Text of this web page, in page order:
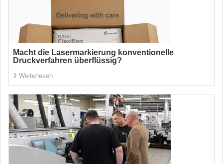
Macht die Lasermarkierung konventionelle
Druckverfahren überflüssig?
Weiterlesen